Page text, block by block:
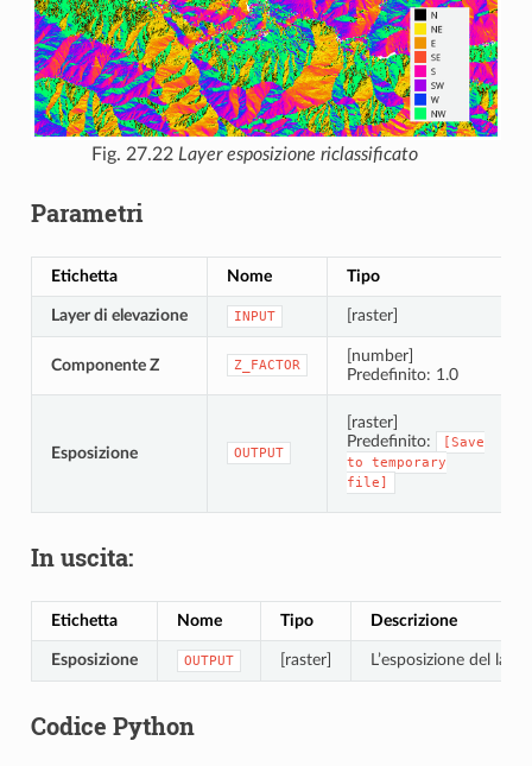
Fig. 27.22 Layer esposizione riclassificato
Parametri
Etichetta Nome Tipo
Layer di elevazione INPUT [raster]
Componente Z Z_FACTOR
[number]
Predefinito: 1.0
Esposizione OUTPUT
[raster]
Predefinito:
[Save
to
temporary
file]
In uscita:
Etichetta Nome Tipo Descrizione
Esposizione OUTPUT [raster] L’esposizione del
Codice Python